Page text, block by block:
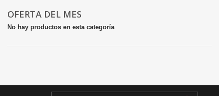
OFERTA DEL MES
No hay productos en esta categoría